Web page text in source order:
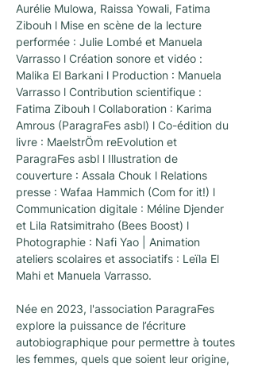
Aurélie Mulowa, Raissa Yowali, Fatima
Zibouh l Mise en scène de la lecture
performée : Julie Lombé et Manuela
Varrasso l Création sonore et vidéo :
Malika El Barkani l Production : Manuela
Varrasso l Contribution scientifique :
Fatima Zibouh l Collaboration : Karima
Amrous (ParagraFes asbl) l Co-édition du
livre : MaelstrÖm reEvolution et
ParagraFes asbl l Illustration de
couverture : Assala Chouk l Relations
presse : Wafaa Hammich (Com for it!) l
Communication digitale : Méline Djender
et Lila Ratsimitraho (Bees Boost) l
Photographie : Nafi Yao | Animation
ateliers scolaires et associatifs : Leïla El
Mahi et Manuela Varrasso.
Née en 2023, l'association ParagraFes
explore la puissance de l’écriture
autobiographique pour permettre à toutes
les femmes, quels que soient leur origine,